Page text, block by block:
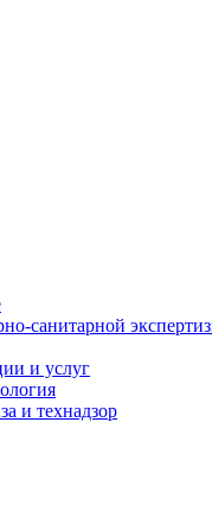
санитарной
и услуг
и технадзор